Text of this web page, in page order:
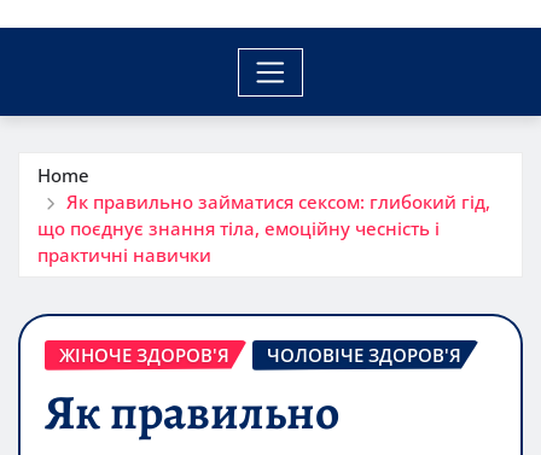
Home
Як правильно займатися сексом: глибокий гід,
що поєднує знання тіла, емоційну чесність і
практичні навички
ЖІНОЧЕ ЗДОРОВ'Я ЧОЛОВІЧЕ ЗДОРОВ'Я
Як правильно